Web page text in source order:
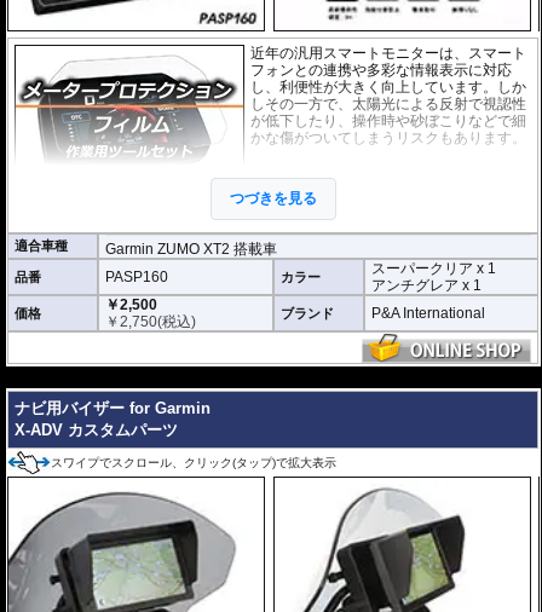
近年の汎用スマートモニターは、スマート
フォンとの連携や多彩な情報表示に対応
し、利便性が大きく向上しています。しか
しその一方で、太陽光による反射で視認性
が低下したり、操作時や砂ぼこりなどで細
かな傷がついてしまうリスクもあります。
汚れからディスプレイを保護します。
トには２枚のフィルム(スーパークリアとア
ンチグレア)が入っており
合わせたものをご利用いただけます。
スーパークリア :
耐摩耗性が非常に高く、
透明性の高いフィルム。貼り付けてしまう
と画面になじみ、フィルムの存在がほとん
どわからなくなります。
マット仕上げが施され、太
を防ぎ、画面を読み取りやすくします。も
ニングクロス、細かい埃も除去する粘着シート、気泡の混入を防ぎ、きれいに
仕上げるスキージがセットになっています。
またこのフィルムは
多少の気泡なら数時間から２日ほどで自然に気泡が消える
優れもの。満足のいく取付が容易になりました。
シリコーン系粘着材を採用し、画面を痛めることがありません。フィルムを剥
がせば、元通りの状態になります。
つづきを見る
適合車種 Garmin ZUMO XT2 搭載車
品番 PASP160 カラー
スーパークリア x 1
アンチグレア x 1
価格
￥2,500
￥2,750(税込) ブランド P&A International
ナビ用バイザー for Garmin
X-ADV カスタムパーツ
スワイプでスクロール、クリック(タップ)で拡大表示